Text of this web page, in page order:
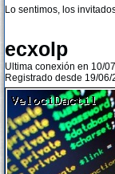
Lo sentimos, los
ecxolp
Ultima conexión en 10/
Registrado desde 19/06/